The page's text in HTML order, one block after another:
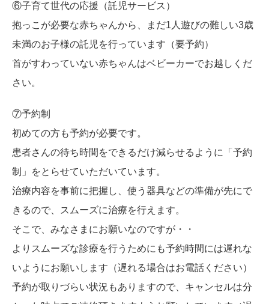
⑥子育て世代の応援（託児サービス）
抱っこが必要な赤ちゃんから、まだ1人遊びの難しい3歳
未満のお子様の託児を行っています（要予約）
首がすわっていない赤ちゃんはベビーカーでお越しくだ
さい。
⑦予約制
初めての方も予約が必要です。
患者さんの待ち時間をできるだけ減らせるように「予約
制」をとらせていただいています。
治療内容を事前に把握し、使う器具などの準備が先にで
きるので、スムーズに治療を行えます。
そこで、みなさまにお願いなのですが・・
よりスムーズな診療を行うためにも予約時間には遅れな
いようにお願いします（遅れる場合はお電話ください）
予約が取りづらい状況もありますので、キャンセルは分